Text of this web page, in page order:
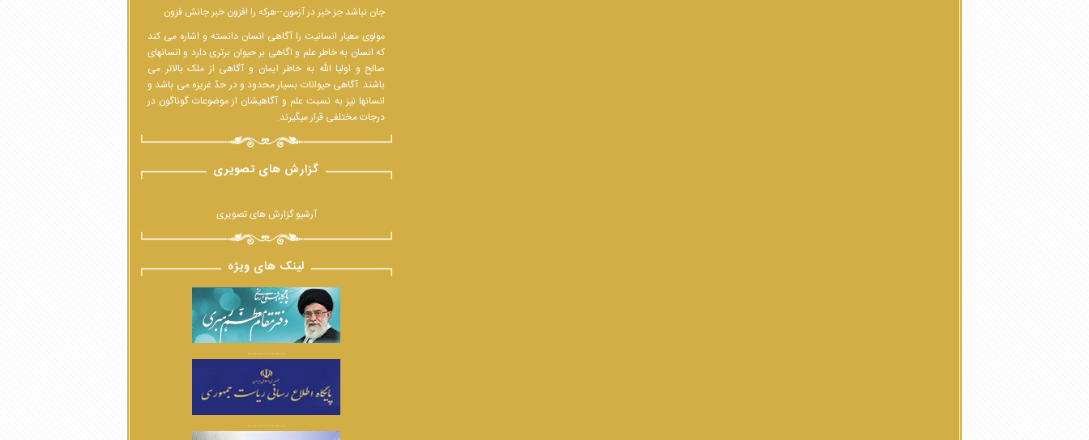
جان نباشد جز خبر در آزمون--هرکه را افزون خبر جانش فزون
مولوی معیار انسانیت را آگاهی انسان دانسته و اشاره می کند
که انسان به خاطر علم و اگاهی بر حیوان برتری دارد و انسانهای
صالح و اولیا الله به خاطر ایمان و آگاهی از ملک بالاتر می
باشند. آگاهی حیوانات بسیار محدود و در حدّ غریزه می باشد و
انسانها نیز به نسبت علم و آگاهیشان از موضوعات گوناگون در
درجات مختلفی قرار میگیرند.
گزارش های تصویری
آرشیو گزارش های تصویری
لینک های ویژه
................
................